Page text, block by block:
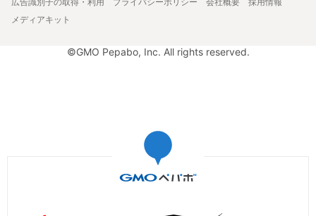
広告識別子の取得・利用
プライバシーポリシー 会社概要
採用情報
メディアキット
©GMO Pepabo, Inc. All rights reserved.